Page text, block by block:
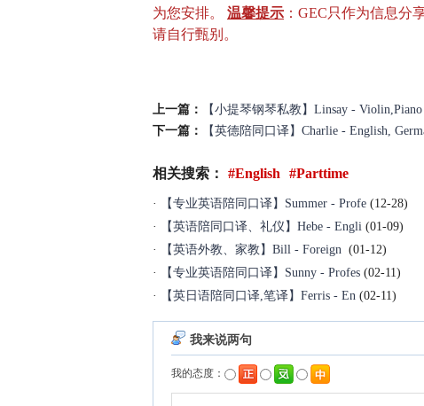
为您安排。 温馨提示 ：GEC只作为信息分
请自行甄别。
上一篇：
【小提琴钢琴私教】Linsay -
下一篇：
【英德陪同口译】Charlie - English,
相关搜索： #English #Parttime
· 【专业英语陪同口译】Summer - Profe (12-28)
·
【英语陪同口译、礼仪】Hebe - Engli (01-09)
·
【英语外教、家教】Bill - Foreign (01-12)
·
【专业英语陪同口译】Sunny - Profes (02-11)
·
【英日语陪同口译,笔译】Ferris - En (02-11)